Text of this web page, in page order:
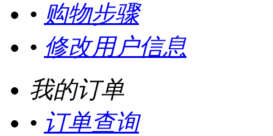
• 购物步骤
• 修改用户信息
我的订单
• 订单查询